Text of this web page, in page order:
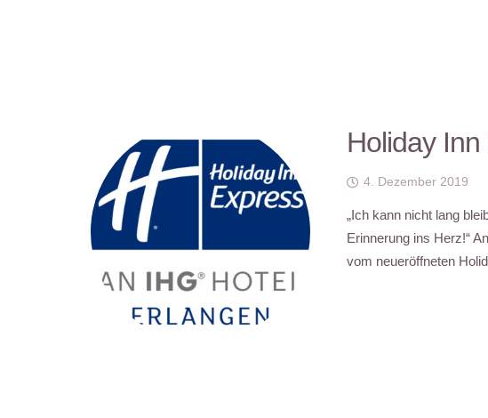
Holiday
4. Dezember 2019
„Ich kann nicht lang
Erinnerung ins Herz!“
vom neueröffneten